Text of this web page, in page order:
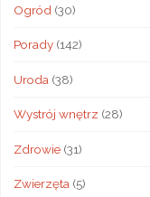
Ogród (30)
Porady(142)
Uroda (38)
Wystrój wnętrz (28)
Zdrowie(31)
Zwierzęta(5)